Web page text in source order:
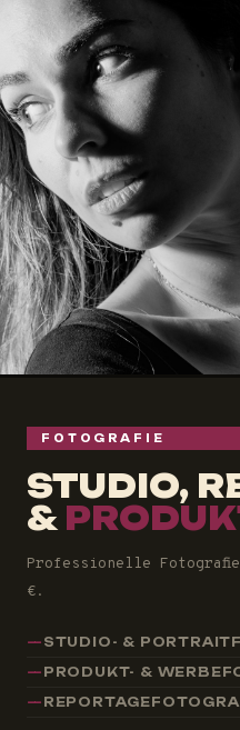
FOTOGRAFIE
STUDIO,
&
Professionelle
€.
STUDIO- &
PRODUKT- &